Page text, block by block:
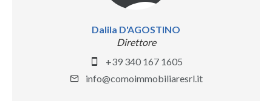
Dalila D'AGOSTINO
Direttore
+39 340 167 1605
info@comoimmobiliaresrl.it